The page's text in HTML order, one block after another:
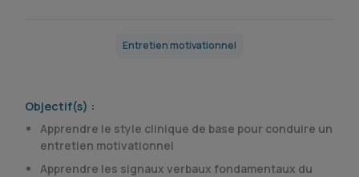
Entretien motivationnel
Objectif(s) :
Apprendre le style clinique de base pour conduire un
entretien motivationnel
Apprendre les signaux verbaux fondamentaux du